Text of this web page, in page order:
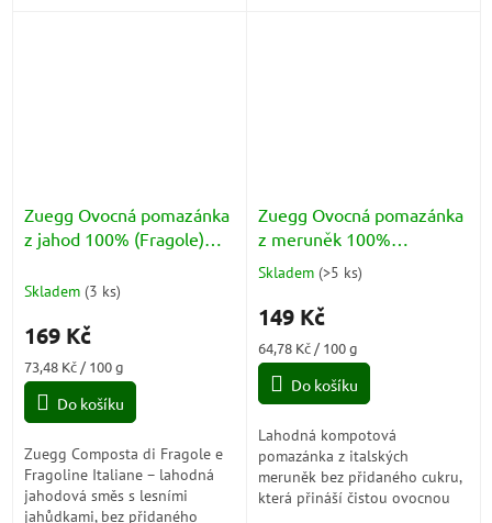
Zuegg Ovocná pomazánka
z jahod 100% (Fragole)
Skladem (3 ks)
169 Kč
Měrná
cena:
73,48 Kč / 100 g
Do košíku
Zuegg Composta di Fragole e
Fragoline Italiane – lahodná
jahodová směs s lesními
jahůdkami, bez přidaného
Zuegg Ovocná pomazánka
z meruněk 100%
(Albicocche) 230g
Průměrné
produktu
5,0
5
Skladem (>5 ks)
149 Kč
Měrná
cena:
64,78 Kč / 100 g
Do košíku
Lahodná kompotová
pomazánka z italských
meruněk bez přidaného cukru,
která přináší čistou ovocnou